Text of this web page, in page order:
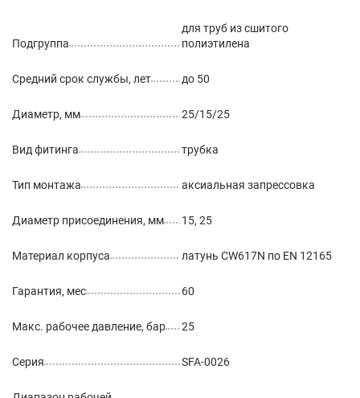
Подгруппа
для труб из сшитого
полиэтилена
Средний срок службы, лет до 50
Диаметр, мм 25/15/25
Вид фитинга трубка
Тип монтажа аксиальная запрессовка
Диаметр присоединения, мм 15, 25
Материал корпуса латунь CW617N по EN 12165
Гарантия, мес 60
Макс. рабочее давление, бар 25
Серия SFA-0026